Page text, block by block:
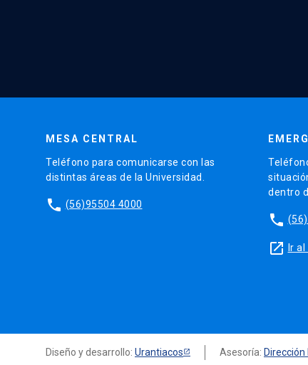
MESA CENTRAL
Teléfono para comunicarse con las
distintas áreas de la Universidad.
phone (56)95504 4000
dentro
phone
launch Ir
Diseño y desarrollo: Urantiacos Asesoría: Dirección